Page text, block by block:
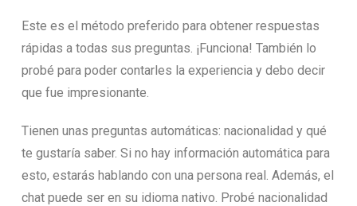
Este es el método preferido para obtener respuestas
rápidas a todas sus preguntas. ¡Funciona! También lo
probé para poder contarles la experiencia y debo decir
que fue impresionante.
Tienen unas preguntas automáticas: nacionalidad y qué
te gustaría saber. Si no hay información automática para
esto, estarás hablando con una persona real. Además, el
chat puede ser en su idioma nativo. Probé nacionalidad